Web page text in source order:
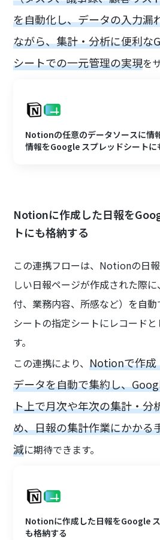
を自動化し、データの入力漏
ながら、集計・分析に便利な
シートでの一元管理の実現を
Notionの任意のデータソースに情
情報をGoogle スプレッドシートに
Notionに作成した日報を
トにも格納する
この連携フローは、Notionの日
しい日報ページが作成された際
付、業務内容、所感など）を自
シートの指定シートにレコード
す。
この連携により、Notionで作成
データを自動で集約し、
ト上で月次や年次の集計・分
め、日報の集計作業にかかる
減に期待できます。
Notionに作成した日報をGoogle
も格納する